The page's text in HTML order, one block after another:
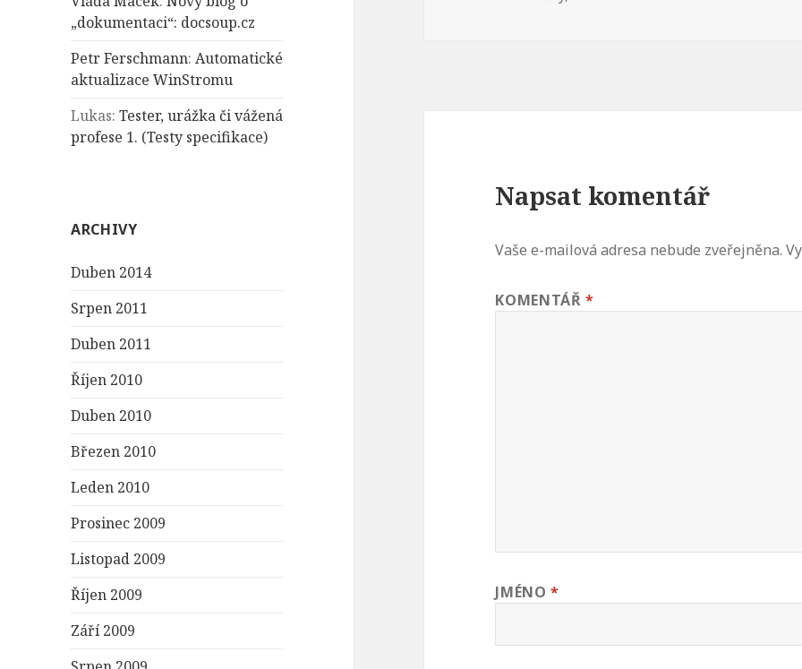
„dokumentaci“: docsoup.cz
Petr Ferschmann:Automatické
aktualizace WinStromu
Lukas:Tester, urážka či vážená
profese 1. (Testy specifikace)
ARCHIVY
Duben 2014
Srpen 2011
Duben 2011
Říjen 2010
Duben 2010
Březen 2010
Leden 2010
Prosinec 2009
Listopad 2009
Říjen 2009
Září 2009
Napsat komentář
Vaše e-mailová adresa nebude zveřejněna.
KOMENTÁŘ*
JMÉNO*